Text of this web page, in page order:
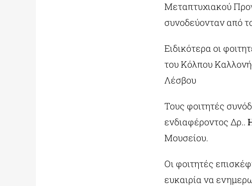
Μεταπτυχιακού
συνοδεύονταν από
Ειδικότερα οι
του Κόλπου
Λέσβου
Τους φοιτητές
ενδιαφέροντος Δρ..
Μουσείου.
Οι φοιτητές
ευκαιρία να